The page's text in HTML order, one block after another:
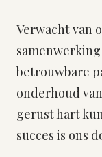
Verwacht van
betrouwbare
onderhoud
gerust hart
succes is ons